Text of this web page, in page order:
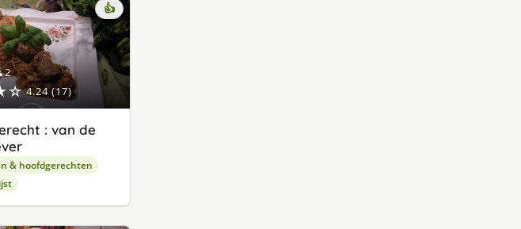
2
4.24 (17)
👍
: van de
& hoofdgerechten